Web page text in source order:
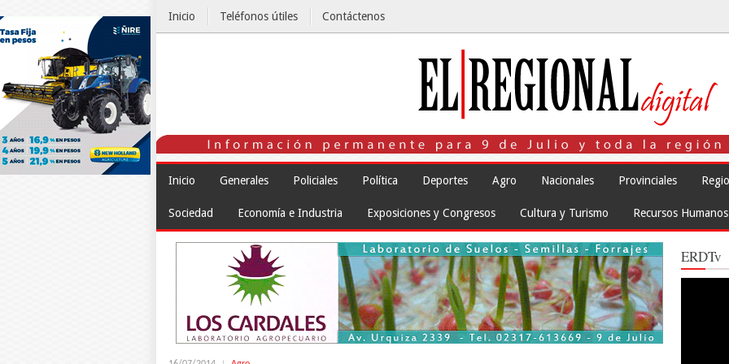
Inicio Teléfonos útiles Contáctenos
Inicio Generales Policiales Política Deportes Agro Nacionales Provinciales
Sociedad Economía e Industria Exposiciones y Congresos Cultura y Turismo Recursos Humanos
ERDTv